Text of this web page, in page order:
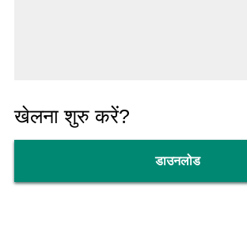
खेलना शुरु करें?
डाउनलोड